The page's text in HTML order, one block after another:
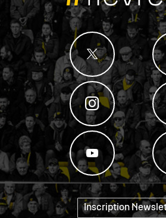
Inscription